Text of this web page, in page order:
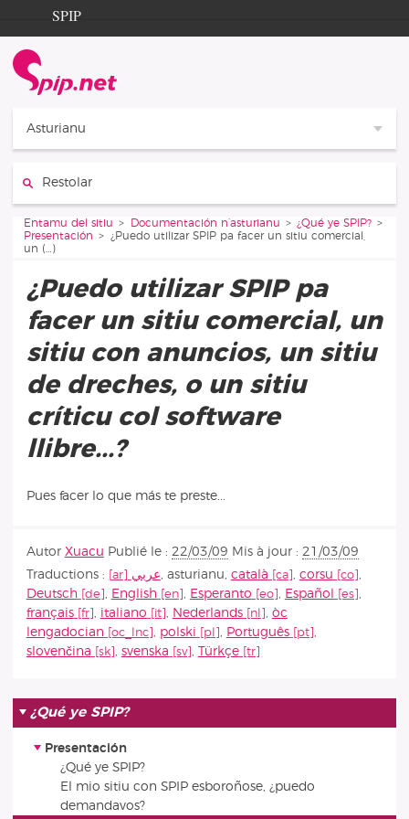
Aller au contenu
Aller à la navigation
SPIP
Documentation
Contribution
Asturianu
Vous êtes ici :
Entamu del sitiu Documentación n’asturianu
¿Qué ye SPIP?
Presentación
¿Puedo utilizar SPIP pa facer un sitiu comercial,
un (…)
¿Puedo utilizar SPIP pa
facer un sitiu comercial, un
sitiu con anuncios, un sitiu
de dreches, o un sitiu
críticu col software
llibre...?
Pues facer lo que más te preste...
Autor Xuacu Publié le : 22/03/09 Mis à jour : 21/03/09
Traductions :
عربي, asturianu, català , corsu
,
Deutsch
, English , Esperanto , Español
,
français
, italiano , Nederlands , òc
lengadocian
, polski , Português
,
slovenčina
, svenska , Türkçe
¿Qué ye SPIP?
Presentación
¿Qué ye SPIP?
El mio sitiu con SPIP esboroñose, ¿puedo
demandavos?